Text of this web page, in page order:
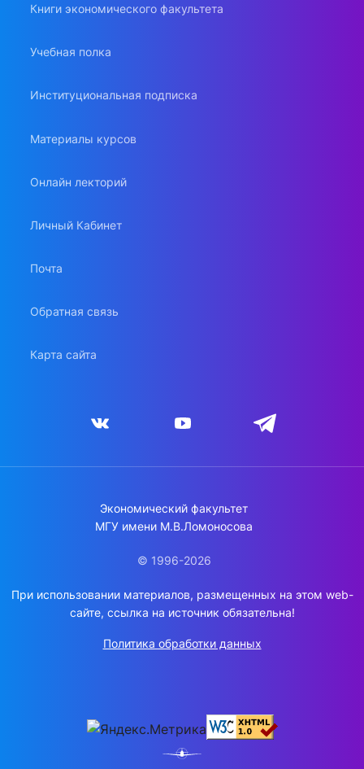
Книги экономического факультета
Учебная полка
Институциональная подписка
Материалы курсов
Онлайн лекторий
Личный Кабинет
Почта
Обратная связь
Карта сайта
Экономический факультет
МГУ имени М.В.Ломоносова
© 1996-2026
При использовании материалов, размещенных на этом web-
сайте, ссылка на источник обязательна!
Политика обработки данных